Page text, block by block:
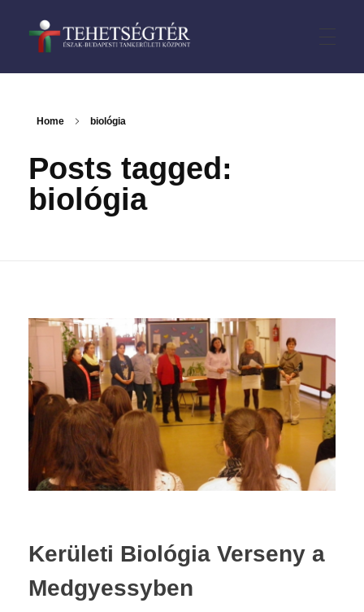
TehetségTÉR
HÍREK
IV. kerület
Dokumentumok
Kiírások
Eredmények
ARANYÉVKÖNYV
2019-2020
2018-2019
2016-2017
Home biológia
Posts tagged:
biológia
Kerületi Biológia Verseny a
Medgyessyben